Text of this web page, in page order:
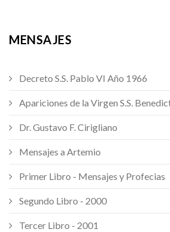
MENSAJES
Decreto S.S. Pablo VI Año 1966
Apariciones de la Virgen S.S.
Dr. Gustavo F. Cirigliano
Mensajes a Artemio
Primer Libro - Mensajes y Profecias
Segundo Libro - 2000
Tercer Libro - 2001